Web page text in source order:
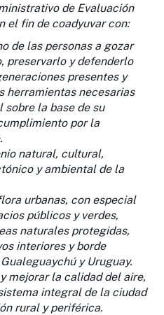
de Evaluación
el fin de coadyuvar con:
de las personas a gozar
preservarlo y defenderlo
presentes y
herramientas necesarias
la base de su
por la
natural, cultural,
y ambiental de la
urbanas, con especial
públicos y verdes,
naturales protegidas,
interiores y borde
y Uruguay.
mejorar la calidad del aire,
integral de la ciudad
rural y periférica.